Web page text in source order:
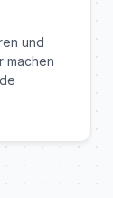
und
machen